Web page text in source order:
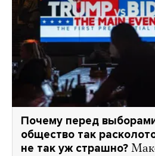
Почему перед
общество так
не так уж страшно?